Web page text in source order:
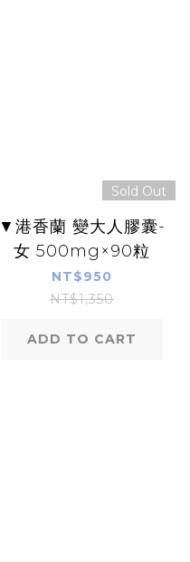
Sold Out
▼港香蘭 變大人膠囊-
女 500mg×90粒
NT$950
NT$1,350
ADD TO CART